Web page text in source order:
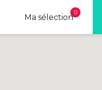
Ma sélection
0